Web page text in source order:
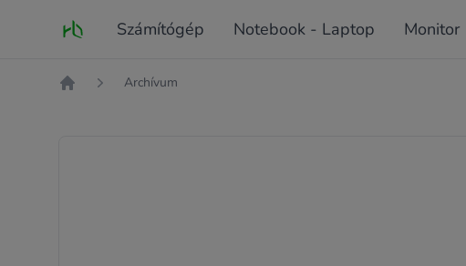
Fő oldal Számítógép Notebook - Laptop Monitor
Archívum